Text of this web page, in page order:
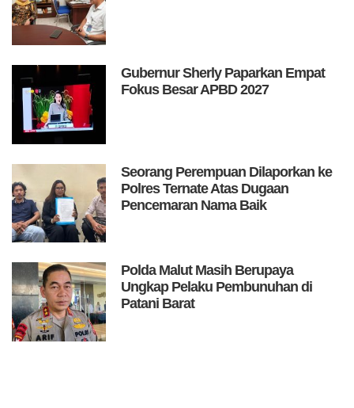
Gubernur Sherly Paparkan Empat
Fokus Besar APBD 2027
Seorang Perempuan Dilaporkan ke
Polres Ternate Atas Dugaan
Pencemaran Nama Baik
Polda Malut Masih Berupaya
Ungkap Pelaku Pembunuhan di
Patani Barat